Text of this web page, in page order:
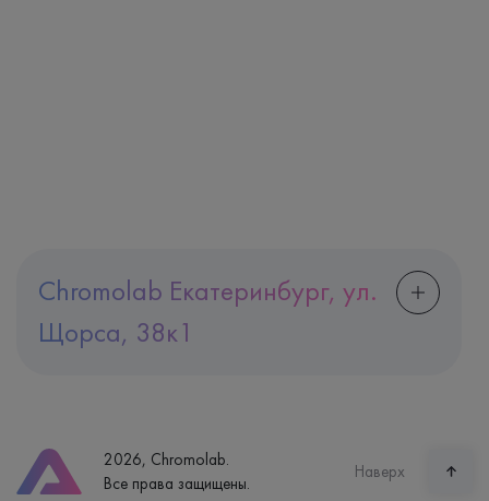
Chromolab Екатеринбург, ул.
Щорса, 38к1
Часы работы
пн-вс: 7:30-15:00
2026, Chromolab.
Все права защищены.
Наверх